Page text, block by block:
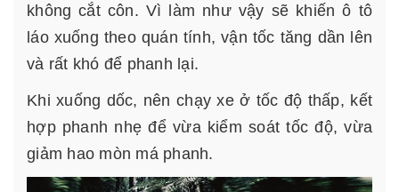
không cắt côn. Vì làm như vậy sẽ khiến ô tô
láo xuống theo quán tính, vận tốc tăng dần lên
và rất khó để phanh lại.
Khi xuống dốc, nên chạy xe ở tốc độ thấp, kết
hợp phanh nhẹ để vừa kiểm soát tốc độ, vừa
giảm hao mòn má phanh.